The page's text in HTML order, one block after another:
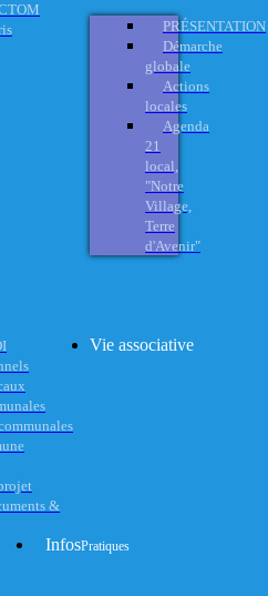
PRÉSENTATION
Démarche
globale
Actions
locales
Agenda
21
local,
"Notre
Village,
Terre
d'Avenir"
Vie associative
&
InfosPratiques